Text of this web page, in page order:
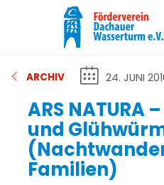
ARCHIV 24. JUNI
ARS NATURA
und
Familien)